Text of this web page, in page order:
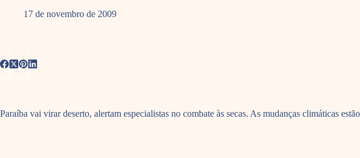
17 de novembro de 2009
Paraíba vai virar deserto, alertam especialistas no combate às secas. As mudanças climáticas